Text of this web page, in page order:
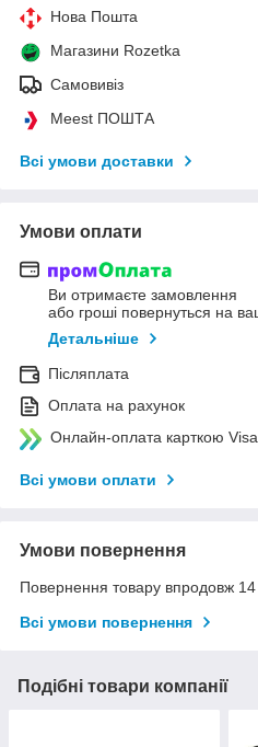
Нова Пошта
Магазини Rozetka
Самовивіз
Meest ПОШТА
Всі умови доставки
Умови оплати
Ви отримаєте замовлення
або гроші повернуться на
Детальніше
Післяплата
Оплата на рахунок
Онлайн-оплата карткою
Всі умови оплати
Умови повернення
Повернення товару впродовж 14
Всі умови повернення
Подібні товари компанії